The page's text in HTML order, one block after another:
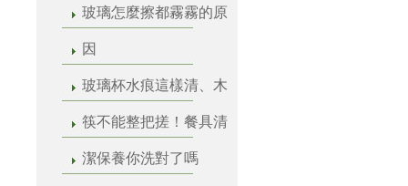
玻璃怎麼擦都霧霧的原
因
玻璃杯水痕這樣清、木
筷不能整把搓！餐具清
潔保養你洗對了嗎